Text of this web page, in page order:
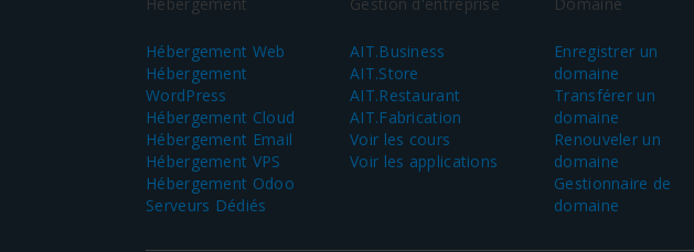
Hébergement Web
Hébergement
WordPress
Hébergement Cloud
Hébergement Email
Hébergement VPS
Hébergement Odoo
Serveurs Dédiés
AIT.Business
AIT.Store
AIT.Restaurant
AIT.Fabrication
Voir les cours
Voir les applications
Enregistrer un
domaine
Transférer un
domaine
Renouveler un
domaine
Gestionnaire de
domaine